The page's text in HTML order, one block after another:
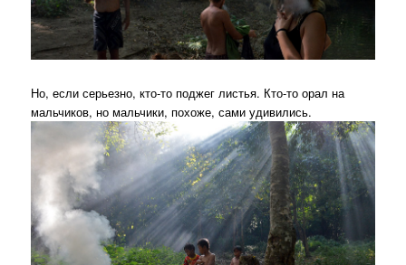
Но, если серьезно, кто-то поджег листья. Кто-то орал на
мальчиков, но мальчики, похоже, сами удивились.